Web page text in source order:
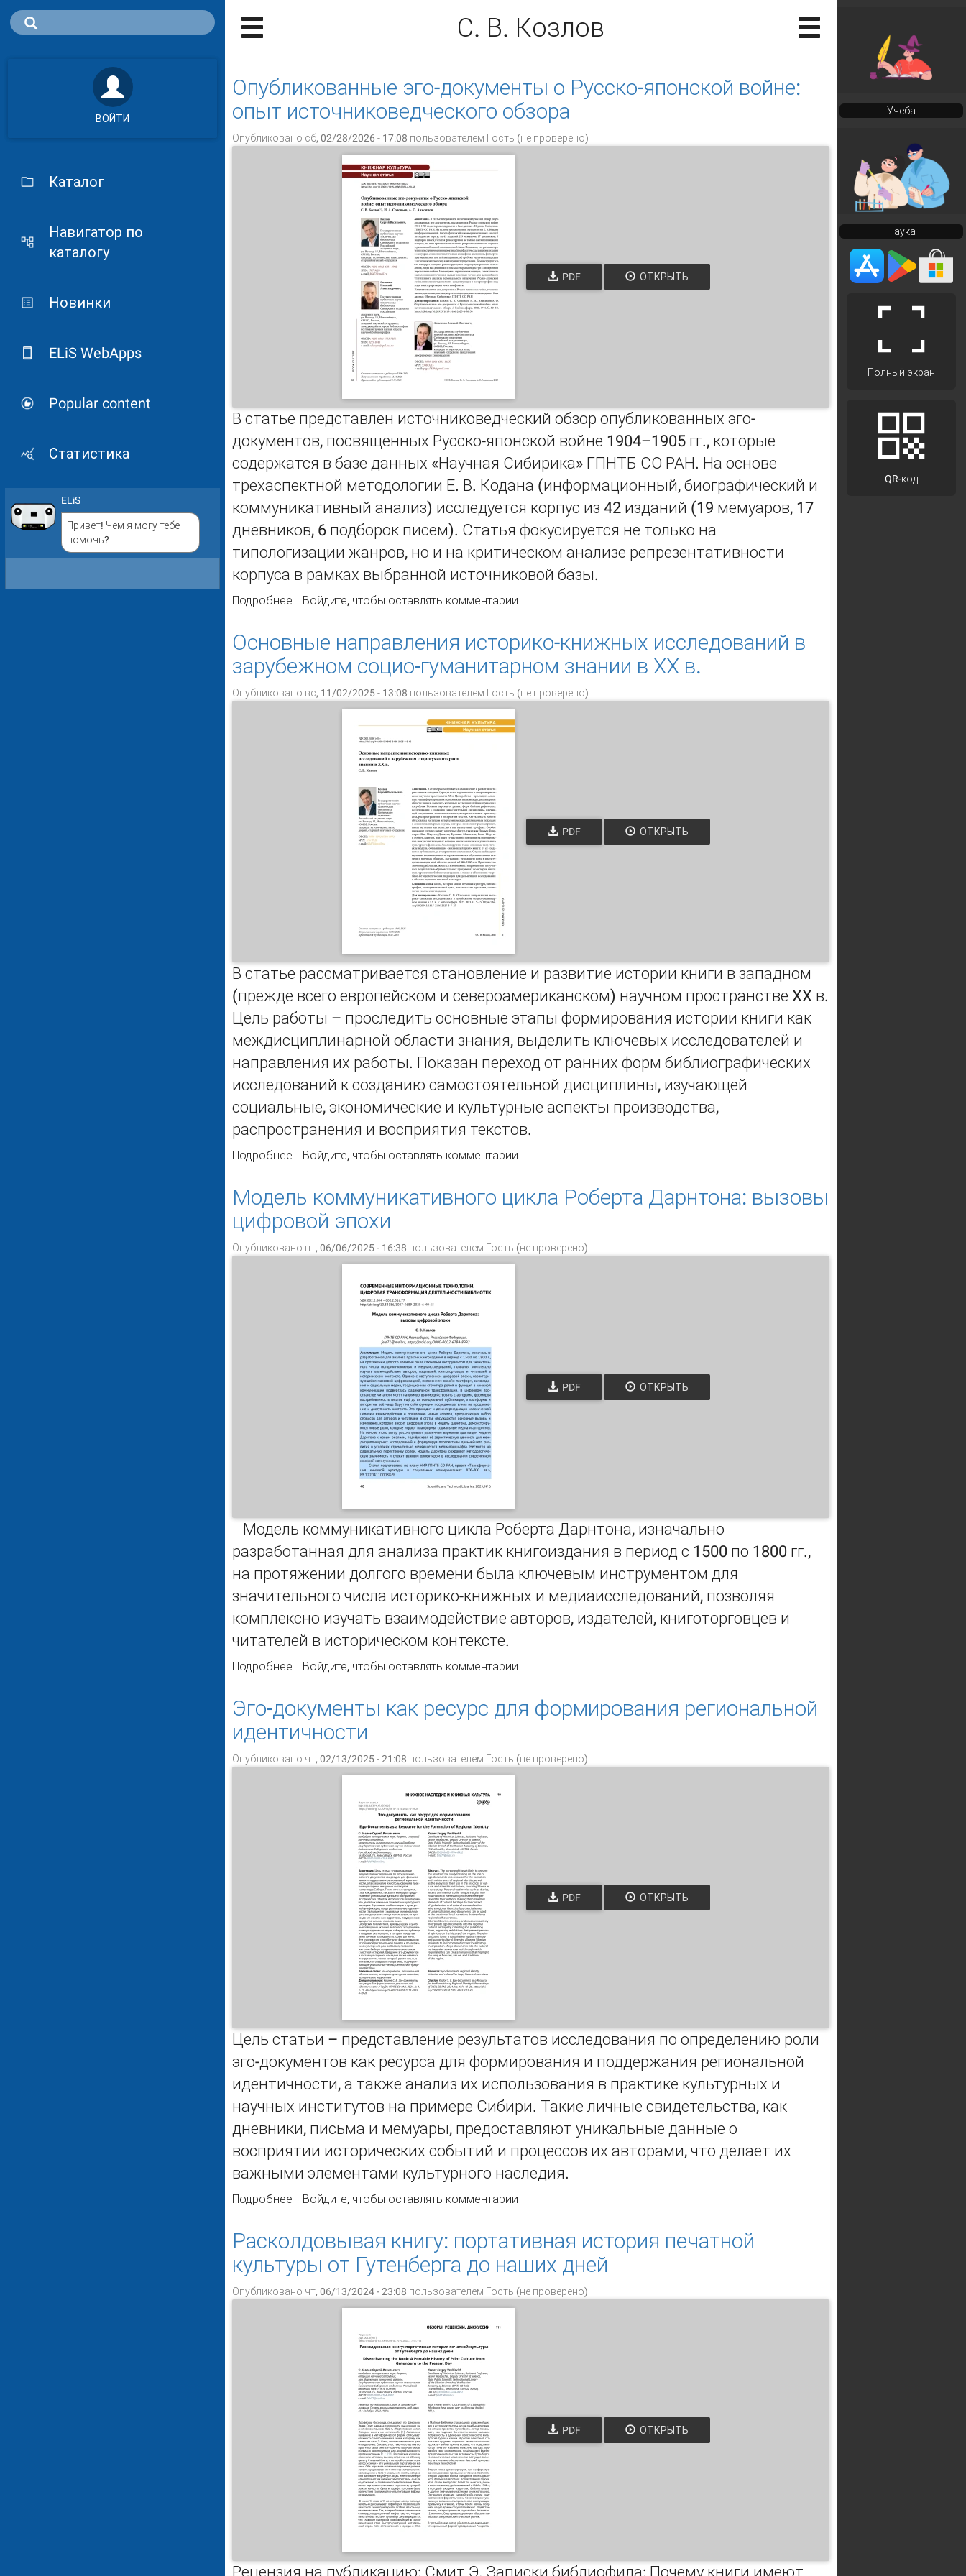
ВОЙТИ
Каталог
Навигатор по
каталогу
Новинки
ELiS WebApps
Popular content
Статистика
ELiS
Привет! Чем я могу тебе
помочь?
С. В. Козлов
Опубликованные эго-документы о Русско-японской войне:
опыт источниковедческого обзора
Опубликовано сб, 02/28/2026 - 17:08 пользователем Гость (не проверено)
PDF ОТКРЫТЬ
В статье представлен источниковедческий обзор опубликованных эго-
документов, посвященных Русско-японской войне 1904–1905 гг., которые
содержатся в базе данных «Научная Сибирика» ГПНТБ СО РАН. На основе
трехаспектной методологии Е. В. Кодана (информационный, биографический и
коммуникативный анализ) исследуется корпус из 42 изданий (19 мемуаров, 17
дневников, 6 подборок писем). Статья фокусируется не только на
типологизации жанров, но и на критическом анализе репрезентативности
корпуса в рамках выбранной источниковой базы.
Подробнее о Опубликованные эго-документы о Русско-японской войне: опыт источниковедческого обзора
Войдите, чтобы оставлять комментарии
Основные направления историко-книжных исследований в
зарубежном социо-гуманитарном знании в ХХ в.
Опубликовано вс, 11/02/2025 - 13:08 пользователем Гость (не проверено)
PDF ОТКРЫТЬ
В статье рассматривается становление и развитие истории книги в западном
(прежде всего европейском и североамериканском) научном пространстве XX в.
Цель работы – проследить основные этапы формирования истории книги как
междисциплинарной области знания, выделить ключевых исследователей и
направления их работы. Показан переход от ранних форм библиографических
исследований к созданию самостоятельной дисциплины, изучающей
социальные, экономические и культурные аспекты производства,
распространения и восприятия текстов.
Подробнее о Основные направления историко-книжных исследований в зарубежном социо-гуманитарном
Войдите, чтобы оставлять комментарии
Модель коммуникативного цикла Роберта Дарнтона: вызовы
цифровой эпохи
Опубликовано пт, 06/06/2025 - 16:38 пользователем Гость (не проверено)
PDF ОТКРЫТЬ
Модель коммуникативного цикла Роберта Дарнтона, изначально
разработанная для анализа практик книгоиздания в период с 1500 по 1800 гг.,
на протяжении долгого времени была ключевым инструментом для
значительного числа историко-книжных и медиаисследований, позволяя
комплексно изучать взаимодействие авторов, издателей, книготорговцев и
читателей в историческом контексте.
Подробнее о Модель коммуникативного цикла Роберта Дарнтона: вызовы цифровой эпохи
Войдите, чтобы оставлять комментарии
Эго-документы как ресурс для формирования региональной
идентичности
Опубликовано чт, 02/13/2025 - 21:08 пользователем Гость (не проверено)
PDF ОТКРЫТЬ
Цель статьи – представление результатов исследования по определению роли
эго-документов как ресурса для формирования и поддержания региональной
идентичности, а также анализ их использования в практике культурных и
научных институтов на примере Сибири. Такие личные свидетельства, как
дневники, письма и мемуары, предоставляют уникальные данные о
восприятии исторических событий и процессов их авторами, что делает их
важными элементами культурного наследия.
Подробнее о Эго-документы как ресурс для формирования региональной идентичности
Войдите, чтобы оставлять комментарии
Расколдовывая книгу: портативная история печатной
культуры от Гутенберга до наших дней
Опубликовано чт, 06/13/2024 - 23:08 пользователем Гость (не проверено)
PDF ОТКРЫТЬ
Рецензия на публикацию: Смит Э. Записки библиофила: Почему книги имеют
Учеба
Наука
Полный экран
QR-код